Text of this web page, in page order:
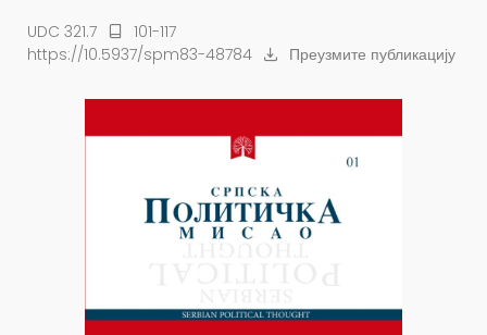
UDC 321.7
101-117
https://10.5937/spm83-48784
Преузмите публикацију